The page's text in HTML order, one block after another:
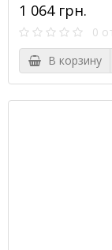
1 064 грн.
0
В корзину